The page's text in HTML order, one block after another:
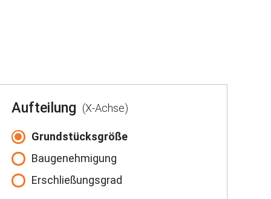
Aufteilung (X-Achse)
Grundstücksgröße
Baugenehmigung
Erschließungsgrad